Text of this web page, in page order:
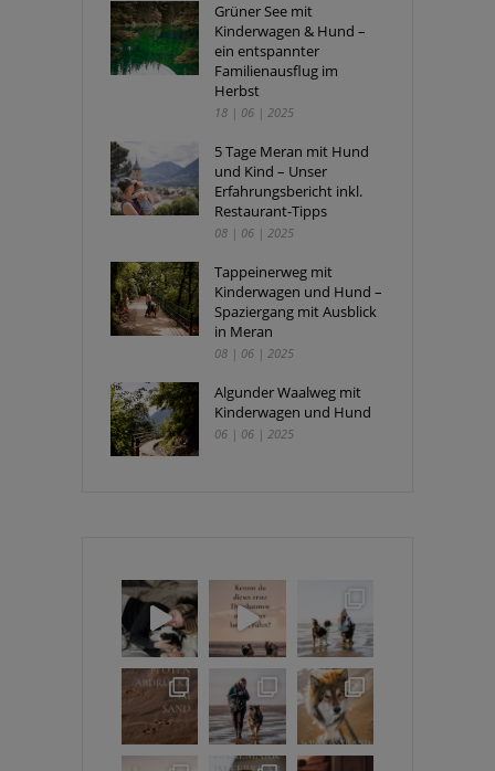
Grüner See mit
Kinderwagen & Hund –
ein entspannter
Familienausflug im
Herbst
18 | 06 | 2025
5 Tage Meran mit Hund
und Kind – Unser
Erfahrungsbericht inkl.
Restaurant-Tipps
08 | 06 | 2025
Tappeinerweg mit
Kinderwagen und Hund –
Spaziergang mit Ausblick
in Meran
08 | 06 | 2025
Algunder Waalweg mit
Kinderwagen und Hund
06 | 06 | 2025